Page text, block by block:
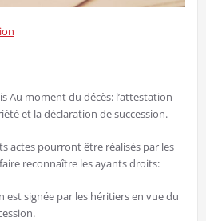
Au moment du décès: l’attestation
et la déclaration de succession.
actes pourront être réalisés par les
reconnaître les ayants droits:
est signée par les héritiers en vue du